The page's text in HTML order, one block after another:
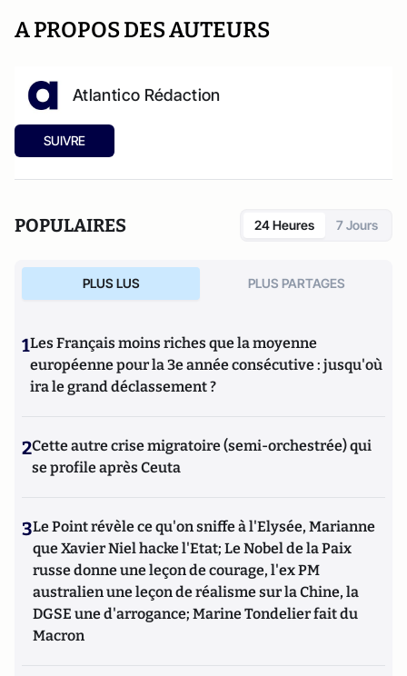
A PROPOS DES AUTEURS
Atlantico Rédaction
SUIVRE
POPULAIRES 24 Heures 7 Jours
PLUS LUS PLUS PARTAGES
1Les Français moins riches que la moyenne
européenne pour la 3e année consécutive : jusqu'où
ira le grand déclassement ?
2Cette autre crise migratoire (semi-orchestrée) qui
se profile après Ceuta
3Le Point révèle ce qu'on sniffe à l'Elysée, Marianne
que Xavier Niel hacke l'Etat; Le Nobel de la Paix
russe donne une leçon de courage, l'ex PM
australien une leçon de réalisme sur la Chine, la
DGSE une d'arrogance; Marine Tondelier fait du
Macron